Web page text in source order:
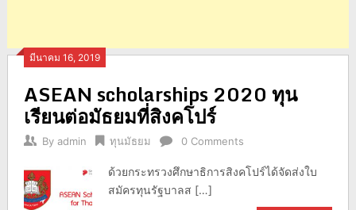
มีนาคม 16, 2019
ASEAN scholarships 2020 ทุน
เรียนต่อมัธยมที่สิงคโปร์
By admin ทุนมัธยม 0 Comments
ด้วยกระทรวงศึกษาธิการสิงคโปร์ได้จัดส่งใบ
สมัครทุนรัฐบาลส […]